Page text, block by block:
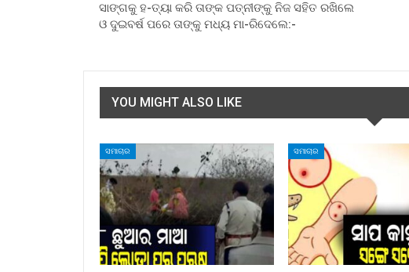
ସାଙ୍ଗକୁ ହ-ତ୍ୟା କରି ତାଙ୍କ ପତ୍ନୀଙ୍କୁ ନିଜ ସହିତ ରଖିଲେ
ଓ ଦୁଇବର୍ଷ ପରେ ତାଙ୍କୁ ମଧ୍ୟ ମା-ରିଦେଲେ:-
YOU MIGHT ALSO LIKE
ସମାଚାର ସମାଚାର